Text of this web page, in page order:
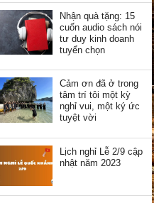
Nhận quà tặng: 15
cuốn audio sách nói
tư duy kinh doanh
tuyển chọn
Cảm ơn đã ở trong
tâm trí tôi một kỳ
nghỉ vui, một ký ức
tuyệt vời
Lịch nghỉ Lễ 2/9 cập
nhật năm 2023